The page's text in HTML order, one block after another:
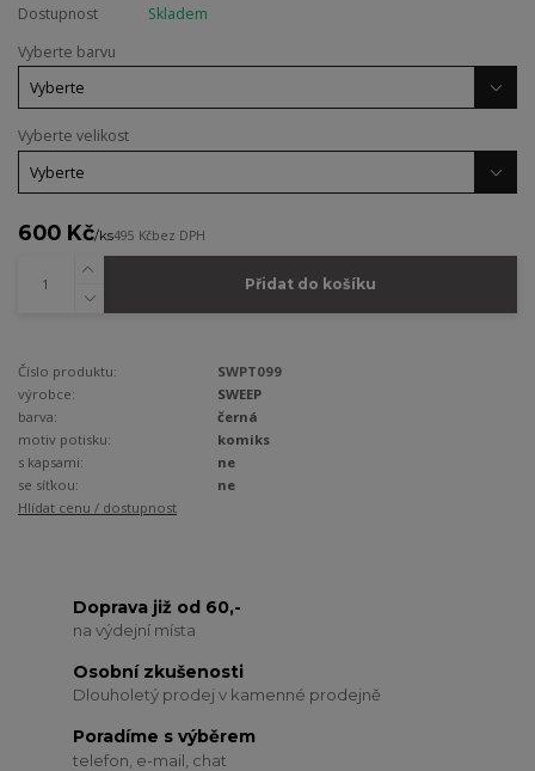
Dostupnost
Skladem
Vyberte barvu
Vyberte velikost
600 Kč/ks495 Kčbez DPH
Přidat do košíku
Číslo produktu:
SWPT099
výrobce:
SWEEP
barva:
černá
motiv potisku:
komiks
s kapsami:
ne
se síťkou:
ne
Hlídat cenu / dostupnost
Doprava již od 60,-
na výdejní místa
Osobní zkušenosti
Dlouholetý prodej v kamenné prodejně
Poradíme s výběrem
telefon, e-mail, chat